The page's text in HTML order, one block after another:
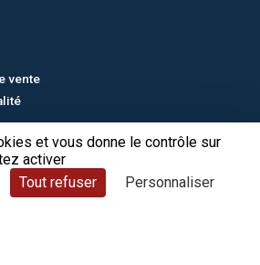
et vous donne le contrôle sur
activer
Tout refuser Personnaliser
vente
© CTC - 2026